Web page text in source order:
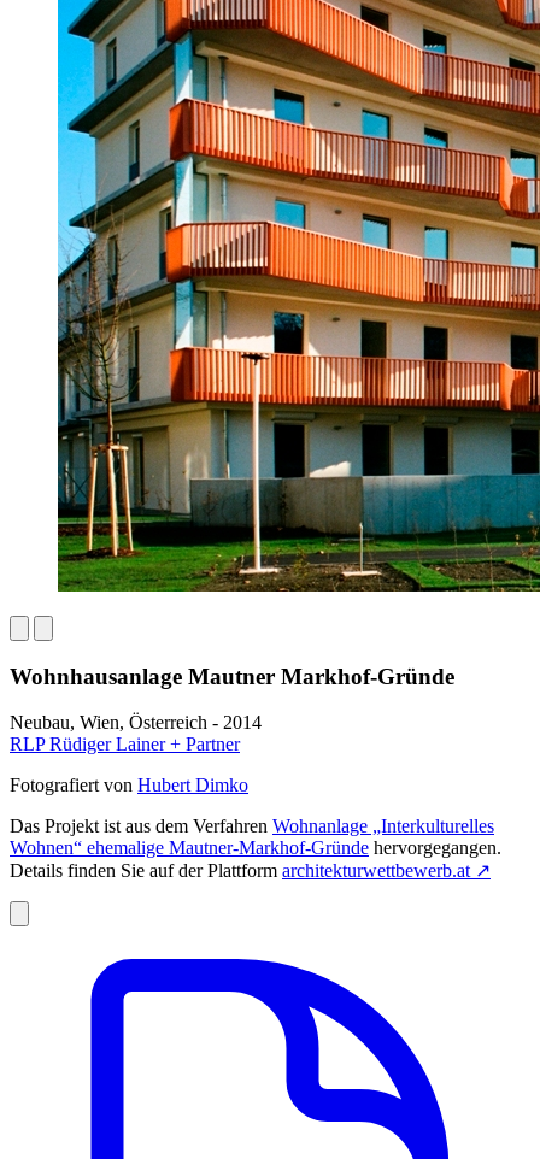
Wohnhausanlage Mautner Markhof-Gründe
Neubau, Wien, Österreich - 2014
RLP Rüdiger Lainer + Partner
Fotografiert von Hubert Dimko
Das Projekt ist aus dem Verfahren Wohnanlage „Interkulturelles
Wohnen“ ehemalige Mautner-Markhof-Gründe hervorgegangen.
Details finden Sie auf der Plattform architekturwettbewerb.at ↗